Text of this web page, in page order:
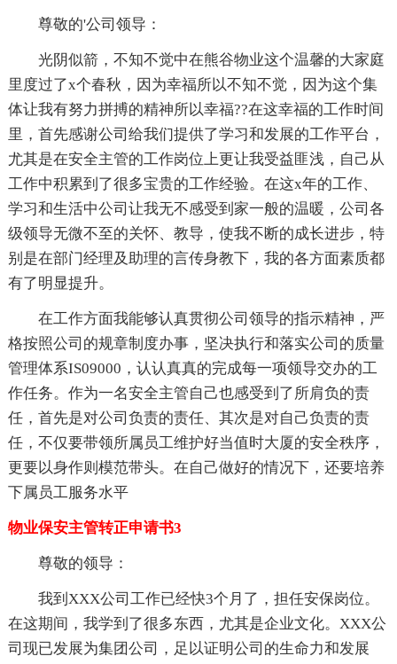
尊敬的'公司领导：
光阴似箭，不知不觉中在熊谷物业这个温馨的大家庭
里度过了x个春秋，因为幸福所以不知不觉，因为这个集
体让我有努力拼搏的精神所以幸福??在这幸福的工作时间
里，首先感谢公司给我们提供了学习和发展的工作平台，
尤其是在安全主管的工作岗位上更让我受益匪浅，自己从
工作中积累到了很多宝贵的工作经验。在这x年的工作、
学习和生活中公司让我无不感受到家一般的温暖，公司各
级领导无微不至的关怀、教导，使我不断的成长进步，特
别是在部门经理及助理的言传身教下，我的各方面素质都
有了明显提升。
在工作方面我能够认真贯彻公司领导的指示精神，严
格按照公司的规章制度办事，坚决执行和落实公司的质量
管理体系IS09000，认认真真的完成每一项领导交办的工
作任务。作为一名安全主管自己也感受到了所肩负的责
任，首先是对公司负责的责任、其次是对自己负责的责
任，不仅要带领所属员工维护好当值时大厦的安全秩序，
更要以身作则模范带头。在自己做好的情况下，还要培养
下属员工服务水平
物业保安主管转正申请书3
尊敬的领导：
我到XXX公司工作已经快3个月了，担任安保岗位。
在这期间，我学到了很多东西，尤其是企业文化。XXX公
司现已发展为集团公司，足以证明公司的生命力和发展